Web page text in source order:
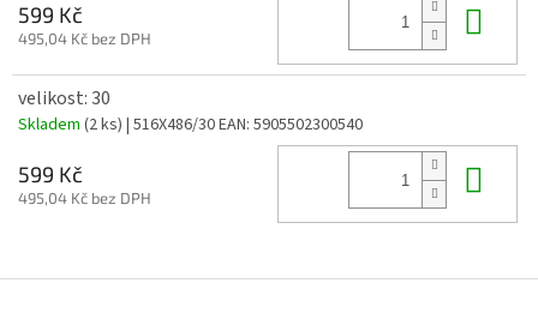
599 Kč
495,04 Kč bez DPH
velikost: 30
Skladem (2 ks) | 516X486/30EAN: 5905502300540
599 Kč
495,04 Kč bez DPH